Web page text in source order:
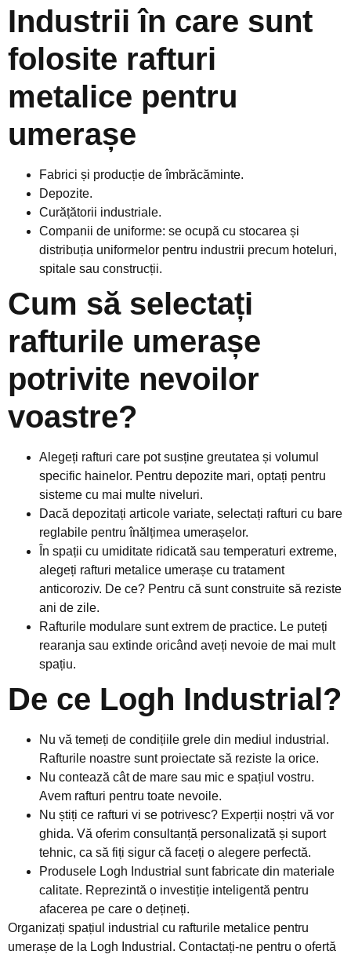
Industrii în care sunt
folosite rafturi
metalice pentru
umerașe
Fabrici și producție de îmbrăcăminte.
Depozite.
Curățătorii industriale.
Companii de uniforme: se ocupă cu stocarea și
distribuția uniformelor pentru industrii precum hoteluri,
spitale sau construcții.
Cum să selectați
rafturile umerașe
potrivite nevoilor
voastre?
Alegeți rafturi care pot susține greutatea și volumul
specific hainelor. Pentru depozite mari, optați pentru
sisteme cu mai multe niveluri.
Dacă depozitați articole variate, selectați rafturi cu bare
reglabile pentru înălțimea umerașelor.
În spații cu umiditate ridicată sau temperaturi extreme,
alegeți rafturi metalice umerașe cu tratament
anticoroziv. De ce? Pentru că sunt construite să reziste
ani de zile.
Rafturile modulare sunt extrem de practice. Le puteți
rearanja sau extinde oricând aveți nevoie de mai mult
spațiu.
De ce Logh Industrial?
Nu vă temeți de condițiile grele din mediul industrial.
Rafturile noastre sunt proiectate să reziste la orice.
Nu contează cât de mare sau mic e spațiul vostru.
Avem rafturi pentru toate nevoile.
Nu știți ce rafturi vi se potrivesc? Experții noștri vă vor
ghida. Vă oferim consultanță personalizată și suport
tehnic, ca să fiți sigur că faceți o alegere perfectă.
Produsele Logh Industrial sunt fabricate din materiale
calitate. Reprezintă o investiție inteligentă pentru
afacerea pe care o dețineți.
Organizați spațiul industrial cu rafturile metalice pentru
umerașe de la Logh Industrial. Contactați-ne pentru o ofertă